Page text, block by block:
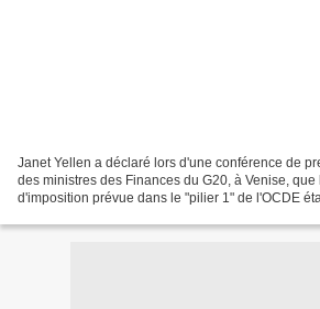
Janet Yellen a déclaré lors d'une conférence de
des ministres des Finances du G20, à Venise,
d'imposition prévue dans le "pilier 1" de l'OCDE